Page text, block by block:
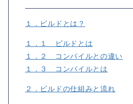
１．ビルドとは？
１．１ ビルドとは
１．２ コンパイルとの違い
１．３ コンパイルとは
２．ビルドの仕組みと流れ